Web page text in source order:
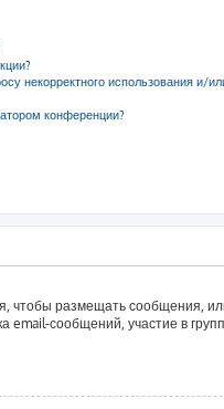
некорректного использования и/
конференции?
чтобы размещать сообщения,
сообщений, участие в